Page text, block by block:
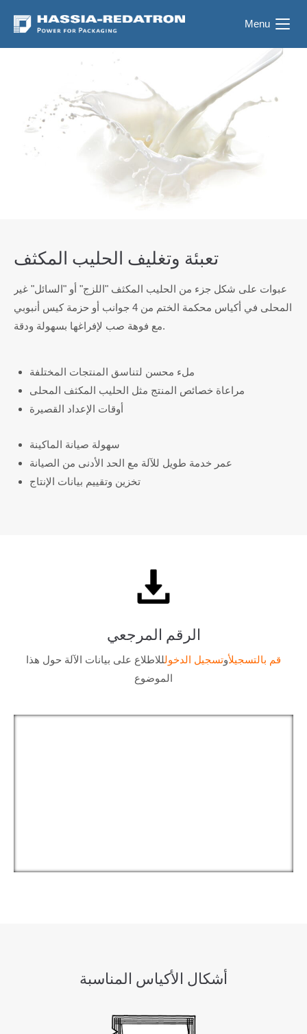
Menu
تعبئة وتغليف الحليب المكثف
عبوات على شكل جزء من الحليب المكثف "اللزج" أو "السائل" غير
المحلى في أكياس محكمة الختم من 4 جوانب أو حزمة كيس أنبوبي
مع فوهة صب لإفراغها بسهولة ودقة.
ملء محسن لتناسق المنتجات المختلفة
مراعاة خصائص المنتج مثل الحليب المكثف المحلى
أوقات الإعداد القصيرة
سهولة صيانة الماكينة
عمر خدمة طويل للآلة مع الحد الأدنى من الصيانة
تخزين وتقييم بيانات الإنتاج
الرقم المرجعي
قم بالتسجيلأوتسجيل الدخولللاطلاع على بيانات الآلة حول هذا
الموضوع
أشكال الأكياس المناسبة